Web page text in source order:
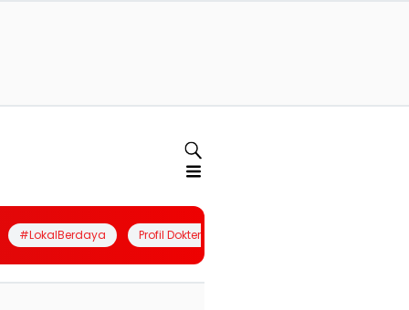
#LokalBerdaya Profil Dokter